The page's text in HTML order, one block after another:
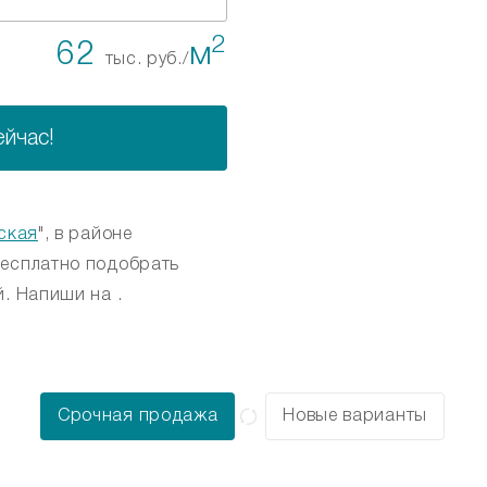
62 тыс. руб./м2
", в районе
подобрать
Напиши на .
Срочная продажа Новые варианты